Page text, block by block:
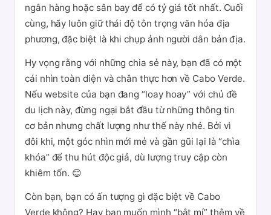
ngân hàng hoặc sân bay để có tỷ giá tốt nhất. Cuối
cùng, hãy luôn giữ thái độ tôn trọng văn hóa địa
phương, đặc biệt là khi chụp ảnh người dân bản địa.
Hy vọng rằng với những chia sẻ này, bạn đã có một
cái nhìn toàn diện và chân thực hơn về Cabo Verde.
Nếu website của bạn đang “loay hoay” với chủ đề
du lịch này, đừng ngại bắt đầu từ những thông tin
cơ bản nhưng chất lượng như thế này nhé. Bởi vì
đôi khi, một góc nhìn mới mẻ và gần gũi lại là “chìa
khóa” để thu hút độc giả, dù lượng truy cập còn
khiêm tốn. 😊
Còn bạn, bạn có ấn tượng gì đặc biệt về Cabo
Verde không? Hay bạn muốn mình “bật mí” thêm về